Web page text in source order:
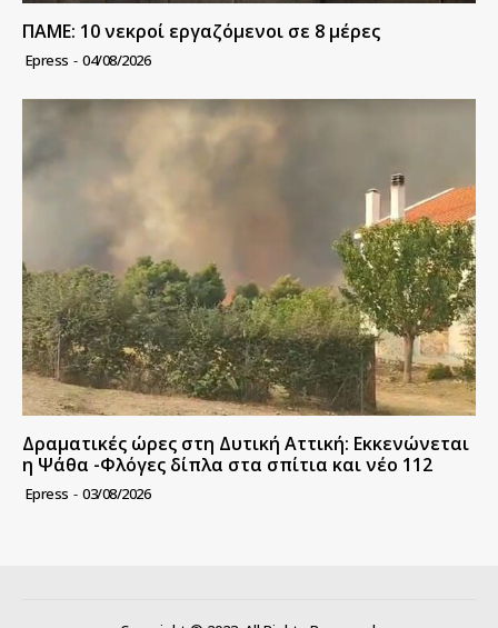
ΠΑΜΕ: 10 νεκροί εργαζόμενοι σε 8 μέρες
Epress - 04/08/2026
Δραματικές ώρες στη Δυτική Αττική: Εκκενώνεται
η Ψάθα -Φλόγες δίπλα στα σπίτια και νέο 112
Epress - 03/08/2026